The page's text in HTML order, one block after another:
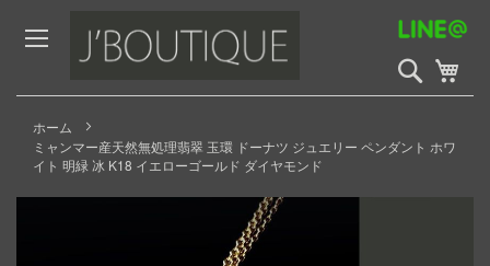
to
Content
検
索
開
ホーム
ミャンマー産天然無処理翡翠 玉環 ドーナツ ジュエリー ペンダント ホワ
イト 明緑 冰 K18 イエローゴールド ダイヤモンド
Skip